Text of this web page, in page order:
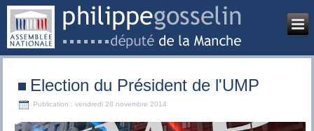
Election du Président de l'UMP
Publication : vendredi 28 novembre 2014